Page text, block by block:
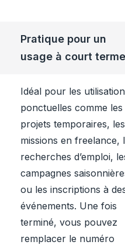
Pratique pour un
usage à court terme
Idéal pour les
ponctuelles comme les
projets temporaires, les
missions en freelance,
recherches d’emploi,
campagnes
ou les inscriptions à
événements. Une fois
terminé, vous pouvez
remplacer le numéro